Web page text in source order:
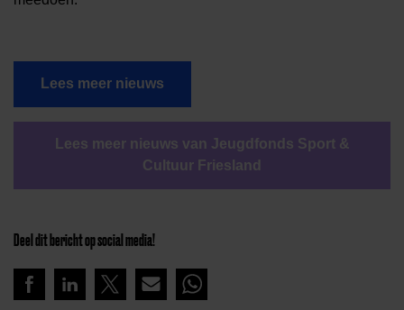
Lees meer nieuws
Lees meer nieuws van Jeugdfonds Sport &
Cultuur Friesland
Deel dit bericht op social media!